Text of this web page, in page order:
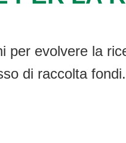
per evolvere la
di raccolta fondi.